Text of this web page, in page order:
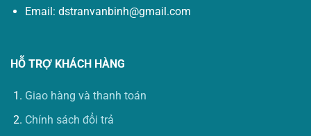
Email: dstranvanbinh@gmail.com
HỖ TRỢ KHÁCH HÀNG
Giao hàng và thanh toán
Chính sách đổi trả